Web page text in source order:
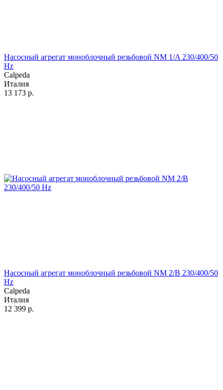
Насосный агрегат моноблочный резьбовой NM 1/A 230/400/50
Hz
Calpeda
Италия
13 173 р.
Насосный агрегат моноблочный резьбовой NM 2/B 230/400/50
Hz
Calpeda
Италия
12 399 р.